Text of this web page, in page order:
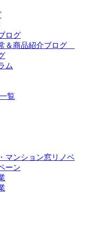
ログ
商品紹介ブログ
ム
覧
マンション窓リノベ
ーン